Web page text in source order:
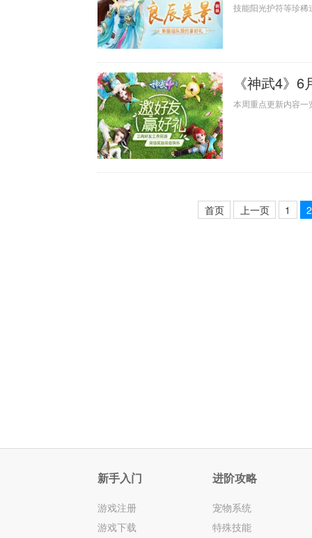
技能阳光护符等珍
《神武4》
本周重点更新内容一
首页 上一页 1 2
新手入门
游戏注册
游戏下载
进阶攻略
宠物系统
特殊技能